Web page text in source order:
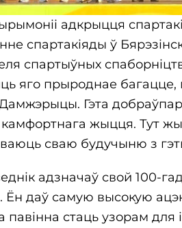
адкрыцця
спартакіяды ў
спартыўных
яго прыроднае багацце,
Гэта
жыцця. Тут
сваю будучыню з
адзначаў свой 100-
Ён даў самую высокую
павінна стаць узорам